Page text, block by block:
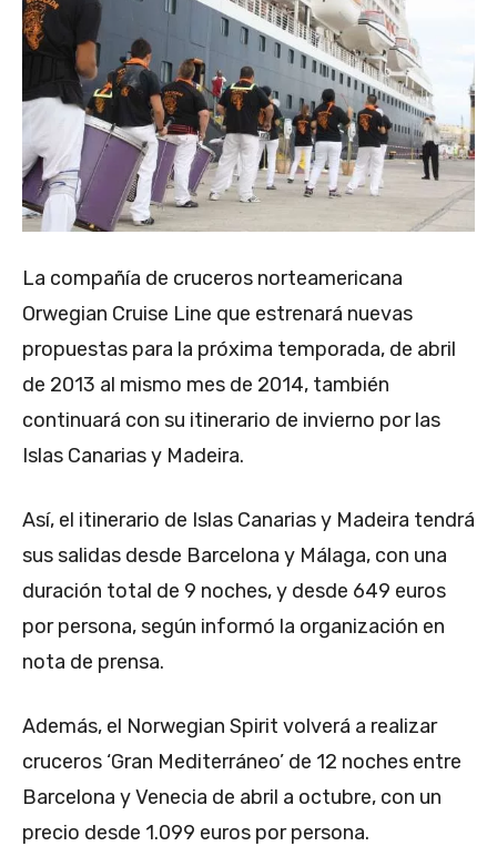
La compañía de cruceros norteamericana
Orwegian Cruise Line que estrenará nuevas
propuestas para la próxima temporada, de abril
de 2013 al mismo mes de 2014, también
continuará con su itinerario de invierno por las
Islas Canarias y Madeira.
Así, el itinerario de Islas Canarias y Madeira tendrá
sus salidas desde Barcelona y Málaga, con una
duración total de 9 noches, y desde 649 euros
por persona, según informó la organización en
nota de prensa.
Además, el Norwegian Spirit volverá a realizar
cruceros ‘Gran Mediterráneo’ de 12 noches entre
Barcelona y Venecia de abril a octubre, con un
precio desde 1.099 euros por persona.